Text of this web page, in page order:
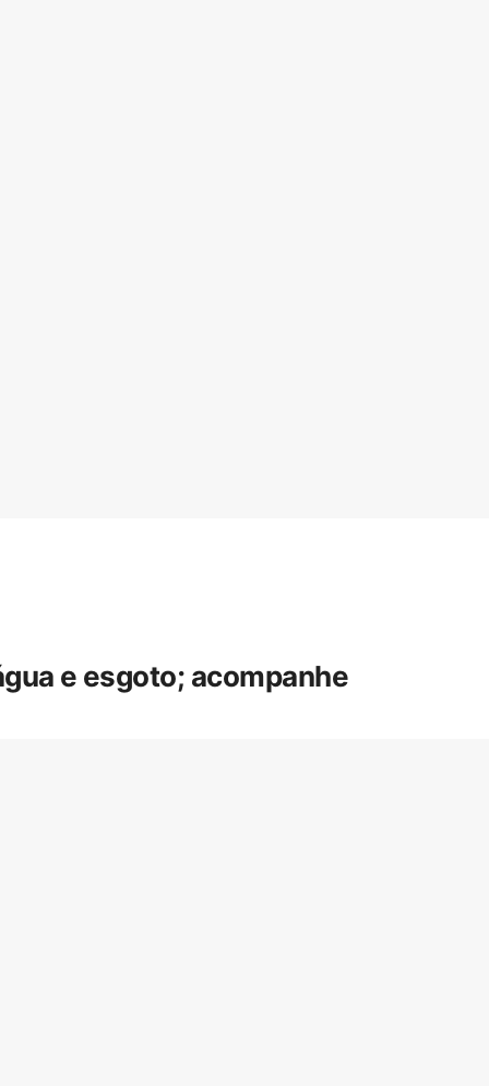
e esgoto; acompanhe